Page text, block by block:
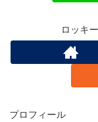
ロッキ
プロフィール